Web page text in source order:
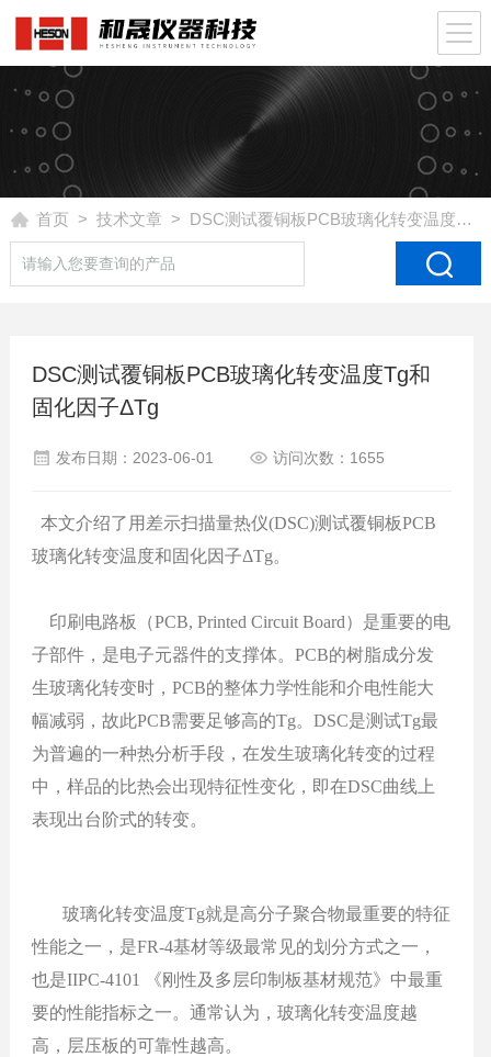
首页 > 技术文章 > DSC测试覆铜板PCB玻璃化转变温度Tg和固化因子ΔTg
DSC测试覆铜板PCB玻璃化转变温度Tg和
固化因子ΔTg
发布日期：2023-06-01 访问次数：1655
本文介绍了 用差示扫描量热仪(DSC)测试覆铜板PCB
玻璃化转变温度和固化因子ΔTg。
印刷电路板（PCB, Printed Circuit Board）是重要的电
子部件，是电子元器件的支撑体。PCB的树脂成分发
生玻璃化转变时，PCB的整体力学性能和介电性能大
幅减弱，故此PCB需要足够高的Tg。DSC是测试Tg最
为普遍的一种热分析手段，在发生玻璃化转变的过程
中，样品的比热会出现特征性变化，即在DSC曲线上
表现出台阶式的转变。
玻璃化转变温度Tg就是高分子聚合物最重要的特征
性能之一，是FR-4基材等级最常见的划分方式之一，
也是IIPC-4101 《刚性及多层印制板基材规范》中最重
要的性能指标之一。通常认为，玻璃化转变温度越
高，层压板的可靠性越高。